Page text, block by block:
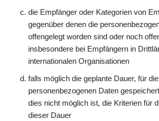
die Empfänger oder Kategorien von
gegenüber denen die
offengelegt worden sind oder noch
insbesondere bei Empfängern in
internationalen Organisationen
falls möglich die geplante Dauer, für
personenbezogenen Daten
dies nicht möglich ist, die Kriterien für
dieser Dauer